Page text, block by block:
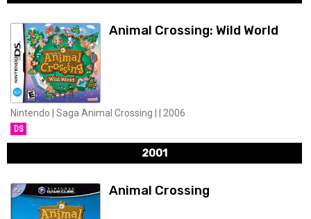
Animal Crossing: Wild World
Nintendo | Saga Animal Crossing | | 2006
DS
2001
Animal Crossing